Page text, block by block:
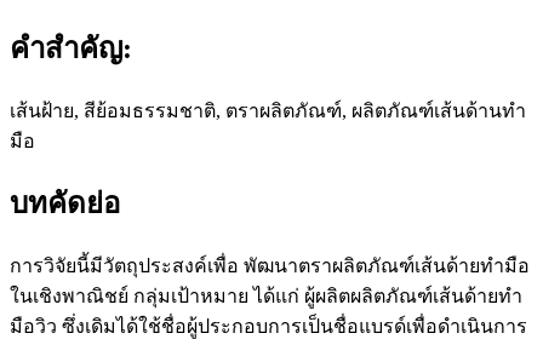
คำสำคัญ:
เส้นฝ้าย, สีย้อมธรรมชาติ, ตราผลิตภัณฑ์, ผลิตภัณฑ์เส้นด้านทำ
มือ
บทคัดย่อ
การวิจัยนี้มีวัตถุประสงค์เพื่อ พัฒนาตราผลิตภัณฑ์เส้นด้ายทำมือ
ในเชิงพาณิชย์ กลุ่มเป้าหมาย ได้แก่ ผู้ผลิตผลิตภัณฑ์เส้นด้ายทำ
มือวิว ซึ่งเดิมได้ใช้ชื่อผู้ประกอบการเป็นชื่อแบรด์เพื่อดำเนินการ